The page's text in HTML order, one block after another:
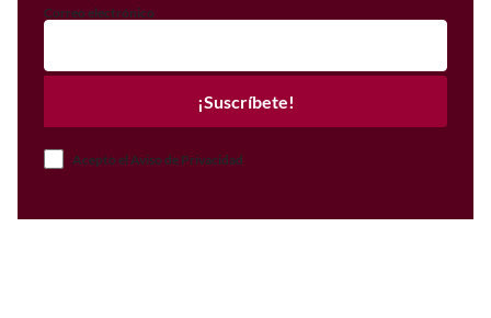
Correo electrónico
¡Suscríbete!
Acepto el Aviso de Privacidad